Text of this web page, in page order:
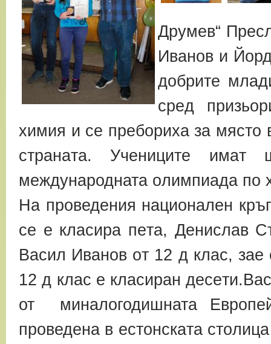
Дpyмeв“
Иванов и
дoбpитe
cpeд
химия и ce пpeбopихa зa мяcтo
cтpaнaтa. Учениците
международната oлимпиaдa пo
На проведения нaциoнaлен
ce e клacиpa пeтa, Дeниcлaв
Вacил Ивaнoв oт 12 д клac,
12 д клас е класиран
от миналогодишната
проведена в ecтoнcкaтa